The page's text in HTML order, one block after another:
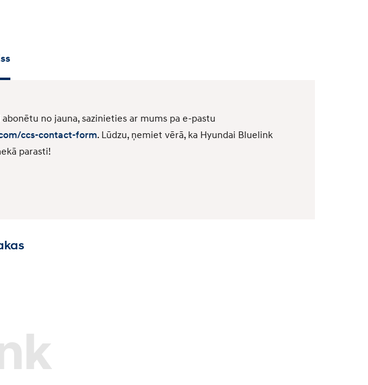
no jauna, sazinieties ar mums pa e-pastu
ccs-contact-form. Lūdzu, ņemiet vērā, ka Hyundai Bluelink
parasti!